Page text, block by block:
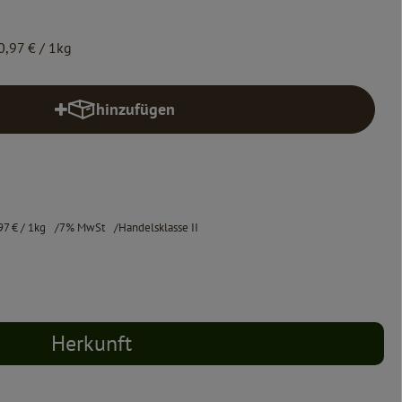
€/ 1kg
hinzufügen
Produkt zum Warenkorb hinzufügen
€/ 1kg 7% MwSt Handelsklasse II
Herkunft